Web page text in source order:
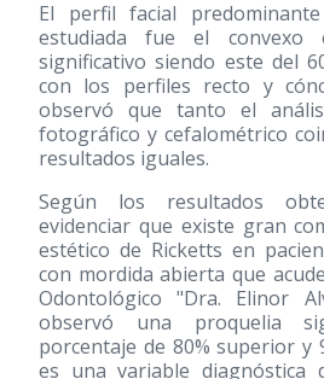
El perfil facial
estudiada fue el convexo
significativo siendo este del
con los perfiles recto y
observó que tanto el
fotográfico y cefalométrico
resultados iguales.
Según los resultados
evidenciar que existe gran
estético de Ricketts en
con mordida abierta que
Odontológico "Dra. Elinor
observó una proquelia
porcentaje de 80% superior y
es una variable diagnóstica